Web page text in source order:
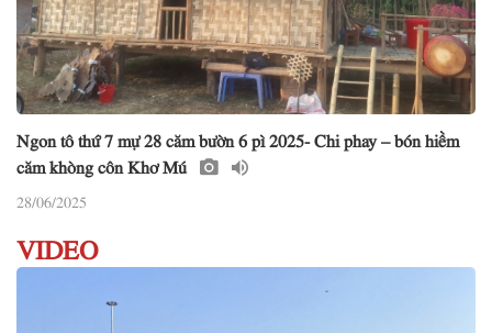
Ngon tô thứ 7 mự 28 căm bườn 6 pì 2025- Chi phay – bón hiềm
căm khòng côn Khơ Mú
28/06/2025
VIDEO